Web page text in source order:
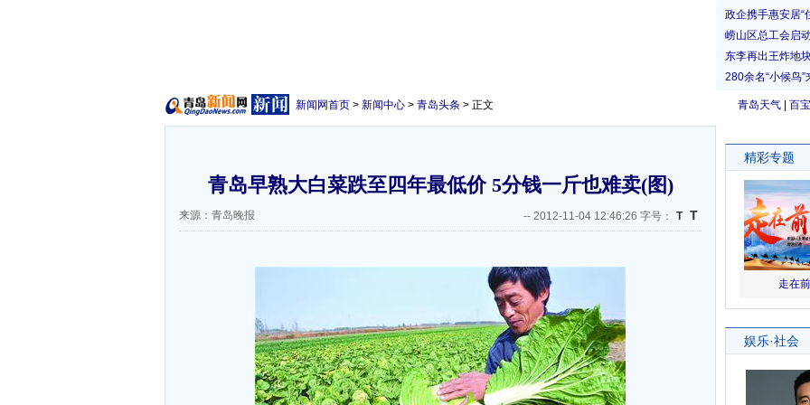
青岛天气 百
新闻网首页 > 新闻中心 > 青岛头条 > 正文
青岛早熟大白菜跌至四年最低价 5分钱一斤也难卖(图)
来源：青岛晚报 -- 2012-11-04 12:46:26 字号： T T